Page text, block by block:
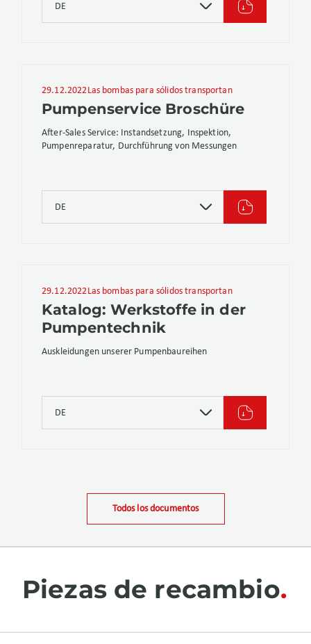
DE
29.12.2022Las bombas para sólidos transportan
Pumpenservice Broschüre
After-Sales Service: Instandsetzung, Inspektion,
Pumpenreparatur, Durchführung von Messungen
DE
29.12.2022Las bombas para sólidos transportan
Katalog: Werkstoffe in der
Pumpentechnik
Auskleidungen unserer Pumpenbaureihen
DE
Todos los documentos
Piezas de recambio